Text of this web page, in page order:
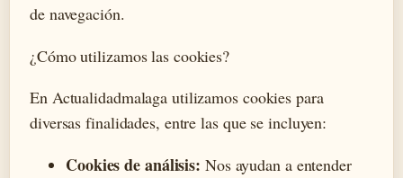
de navegación.
¿Cómo utilizamos las cookies?
En Actualidadmalaga utilizamos cookies para
diversas finalidades, entre las que se incluyen:
Cookies de análisis: Nos ayudan a entender